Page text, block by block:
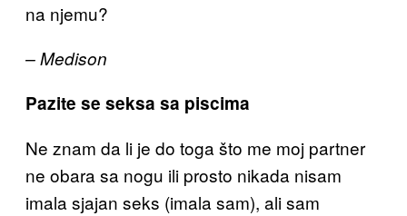
na njemu?
– Medison
Pazite se seksa sa piscima
Ne znam da li je do toga što me moj partner
ne obara sa nogu ili prosto nikada nisam
imala sjajan seks (imala sam), ali sam